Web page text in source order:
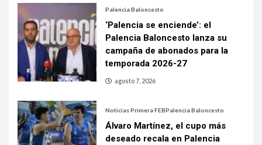
Palencia Baloncesto
‘Palencia se enciende’: el
Palencia Baloncesto lanza su
campaña de abonados para la
temporada 2026-27
agosto 7, 2026
Noticias Primera FEBPalencia Baloncesto
Álvaro Martínez, el cupo más
deseado recala en Palencia